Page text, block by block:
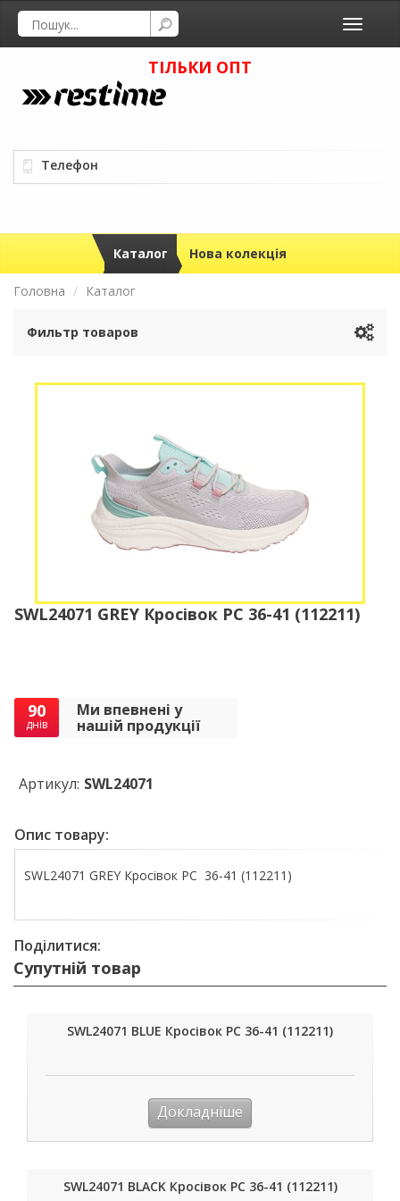
Toggle
ТІЛЬКИ ОПТ
Телефон
Каталог Нова колекція
Головна Каталог
Фильтр товаров
SWL24071 GREY Кросівок РС 36-41 (112211)
90
днів
Ми впевнені у
нашій продукції
Артикул: SWL24071
Опис товару:
SWL24071 GREY Кросівок РС 36-41 (112211)
Поділитися:
Супутній товар
SWL24071 BLUE Кросівок РС 36-41 (112211)
Докладніше
SWL24071 BLACK Кросівок РС 36-41 (112211)